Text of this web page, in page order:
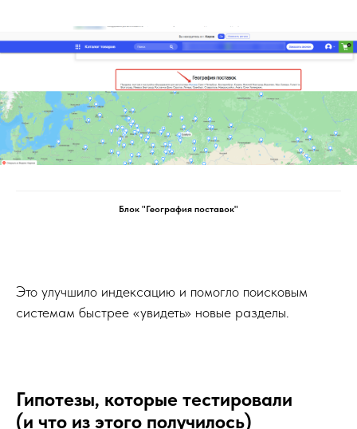
Блок "География поставок"
Это улучшило индексацию и помогло поисковым
системам быстрее «увидеть» новые разделы.
Гипотезы, которые тестировали
(и что из этого получилось)